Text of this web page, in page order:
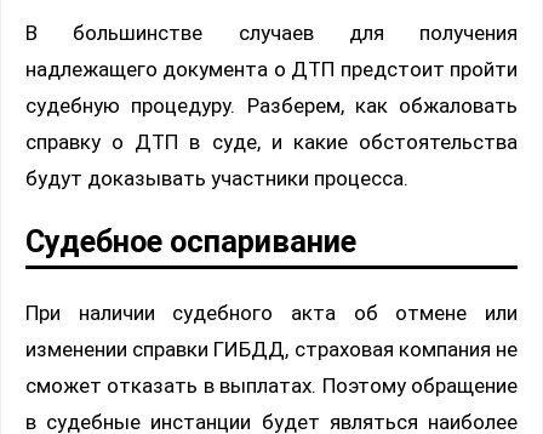
В большинстве случаев для получения
надлежащего документа о ДТП предстоит пройти
судебную процедуру. Разберем, как обжаловать
справку о ДТП в суде, и какие обстоятельства
будут доказывать участники процесса.
Судебное оспаривание
При наличии судебного акта об отмене или
изменении справки ГИБДД, страховая компания не
сможет отказать в выплатах. Поэтому обращение
в судебные инстанции будет являться наиболее